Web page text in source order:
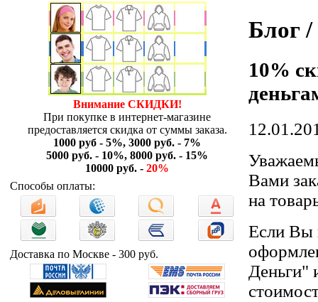
Внимание СКИДКИ!
При покупке в интернет-магазине
предоставляется скидка от суммы заказа.
1000 руб - 5%, 3000 руб. - 7%
5000 руб. - 10%, 8000 руб. - 15%
10000 руб. - 20%
Способы оплаты:
Доставка по Москве - 300 руб.
Блог
10%
Вами
на
Если Вы
Деньги"